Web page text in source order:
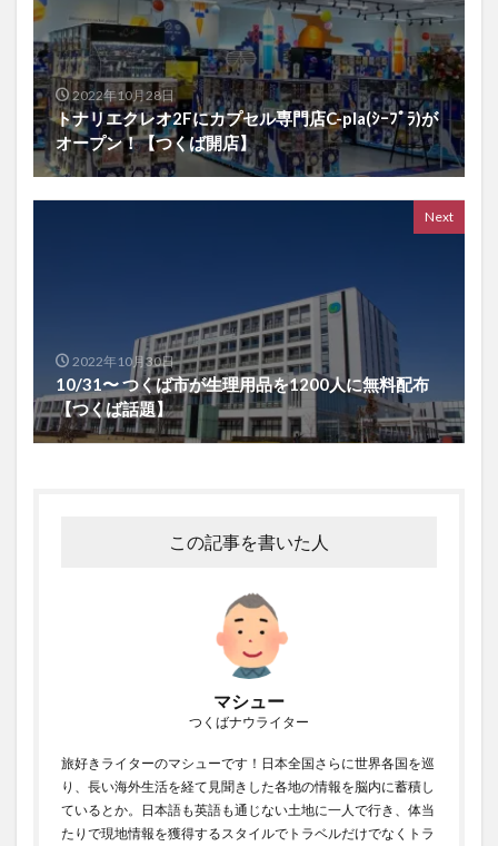
2022年10月28日
トナリエクレオ2Fにカプセル専門店C-pla(ｼｰﾌﾟﾗ)が
オープン！【つくば開店】
Next
2022年10月30日
10/31〜 つくば市が生理用品を1200人に無料配布
【つくば話題】
この記事を書いた人
マシュー
つくばナウライター
旅好きライターのマシューです！日本全国さらに世界各国を巡
り、長い海外生活を経て見聞きした各地の情報を脳内に蓄積し
ているとか。日本語も英語も通じない土地に一人で行き、体当
たりで現地情報を獲得するスタイルでトラベルだけでなくトラ